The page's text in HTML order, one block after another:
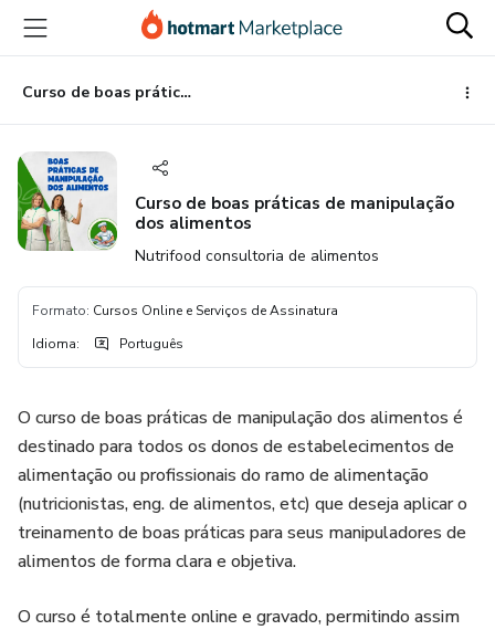
para
conteúdo
principal
para
pagamento
para
rodapé
Curso de boas práticas de manipulação dos alimentos
Curso de boas práticas de manipulação
dos alimentos
Nutrifood consultoria de alimentos
Formato: Cursos Online e Serviços de Assinatura
Idioma: Português
O curso de boas práticas de manipulação dos alimentos é
destinado para todos os donos de estabelecimentos de
alimentação ou profissionais do ramo de alimentação
(nutricionistas, eng. de alimentos, etc) que deseja aplicar o
treinamento de boas práticas para seus manipuladores de
alimentos de forma clara e objetiva.
O curso é totalmente online e gravado, permitindo assim